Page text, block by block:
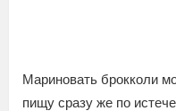
Мариновать брокколи
пищу сразу же по